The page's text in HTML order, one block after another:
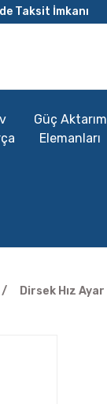
Taksit İmkanı
Güç Aktarım
Elemanları
Dirsek Hız Ayar